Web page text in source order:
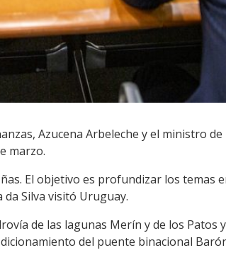
Azucena Arbeleche y el ministro
marzo.
El objetivo es profundizar los temas
Silva visitó Uruguay.
de las lagunas Merín y de los Patos
del puente binacional